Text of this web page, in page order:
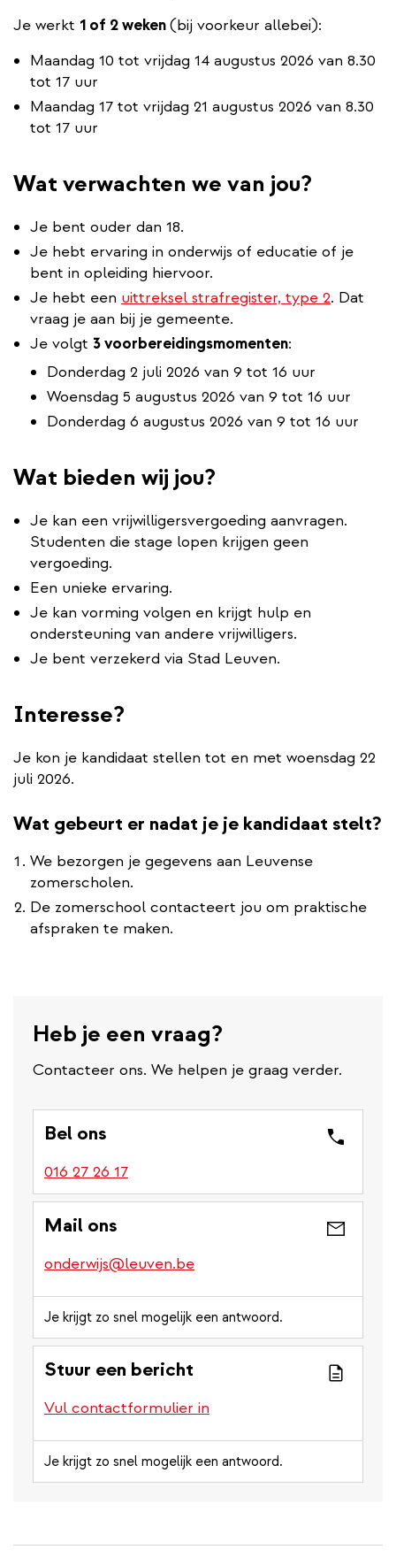
Je werkt 1 of 2 weken(bij voorkeur allebei):
Maandag 10 tot vrijdag 14 augustus 2026 van 8.30
tot 17 uur
Maandag 17 tot vrijdag 21 augustus 2026 van 8.30
tot 17 uur
Wat verwachten we van jou?
Je bent ouder dan 18.
Je hebt ervaring in onderwijs of educatie of je
bent in opleiding hiervoor.
Je hebt een uittreksel strafregister, type 2. Dat
vraag je aan bij je gemeente.
Je volgt 3 voorbereidingsmomenten:
Donderdag 2 juli 2026 van 9 tot 16 uur
Woensdag 5 augustus 2026 van 9 tot 16 uur
Donderdag 6 augustus 2026 van 9 tot 16 uur
Wat bieden wij jou?
Je kan een vrijwilligersvergoeding aanvragen.
Studenten die stage lopen krijgen geen
vergoeding.
Een unieke ervaring.
Je kan vorming volgen en krijgt hulp en
ondersteuning van andere vrijwilligers.
Je bent verzekerd via Stad Leuven.
Interesse?
Je kon je kandidaat stellen tot en met woensdag 22
juli 2026.
Wat gebeurt er nadat je je kandidaat stelt?
We bezorgen je gegevens aan Leuvense
zomerscholen.
De zomerschool contacteert jou om praktische
afspraken te maken.
Heb je een vraag?
Contacteer ons. We helpen je graag verder.
Bel ons
016 27 26 17
Mail ons
onderwijs@leuven.be
Je krijgt zo snel mogelijk een antwoord.
Stuur een bericht
Vul contactformulier in
Je krijgt zo snel mogelijk een antwoord.